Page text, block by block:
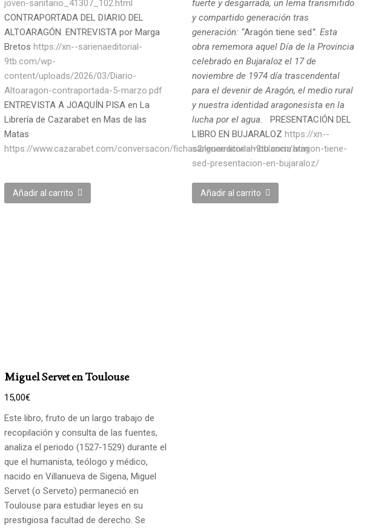
joven-sanitario_41307_102.html
CONTRAPORTADA DEL DIARIO DEL
ALTOARAGÓN. ENTREVISTA por Marga
Bretos https://xn--sarienaeditorial-
9tb.com/wp-
content/uploads/2026/03/Diario-
Altoaragon-contraportada-5-marzo.pdf
ENTREVISTA A JOAQUÍN PISA en La
Librería de Cazarabet en Mas de las
Matas
https://www.cazarabet.com/conversacon/fichas2/guerracivilambulancia.htm
Añadir al carrito
fuerte y desgarrada, un lema transmitido
y compartido generación tras
generación: “Aragón tiene sed”. Esta
obra rememora aquel Día de la Provincia
celebrado en Bujaraloz el 17 de
noviembre de 1974 día trascendental
para el devenir de Aragón, el medio rural
y nuestra identidad aragonesista en la
lucha por el agua.
PRESENTACIÓN DEL
LIBRO EN BUJARALOZ https://xn--
sarienaeditorial-9tb.com/aragon-tiene-
sed-presentacion-en-bujaraloz/
Añadir al carrito
Miguel Servet en Toulouse
15,00€
Este libro, fruto de un largo trabajo de
recopilación y consulta de las fuentes,
analiza el periodo (1527-1529) durante el
que el humanista, teólogo y médico,
nacido en Villanueva de Sigena, Miguel
Servet (o Serveto) permaneció en
Toulouse para estudiar leyes en su
prestigiosa facultad de derecho. Se